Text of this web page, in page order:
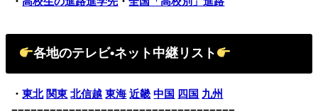
各地のテレビ•ネット中継リスト
・東北 関東 北信越 東海 近畿 中国 四国 九州